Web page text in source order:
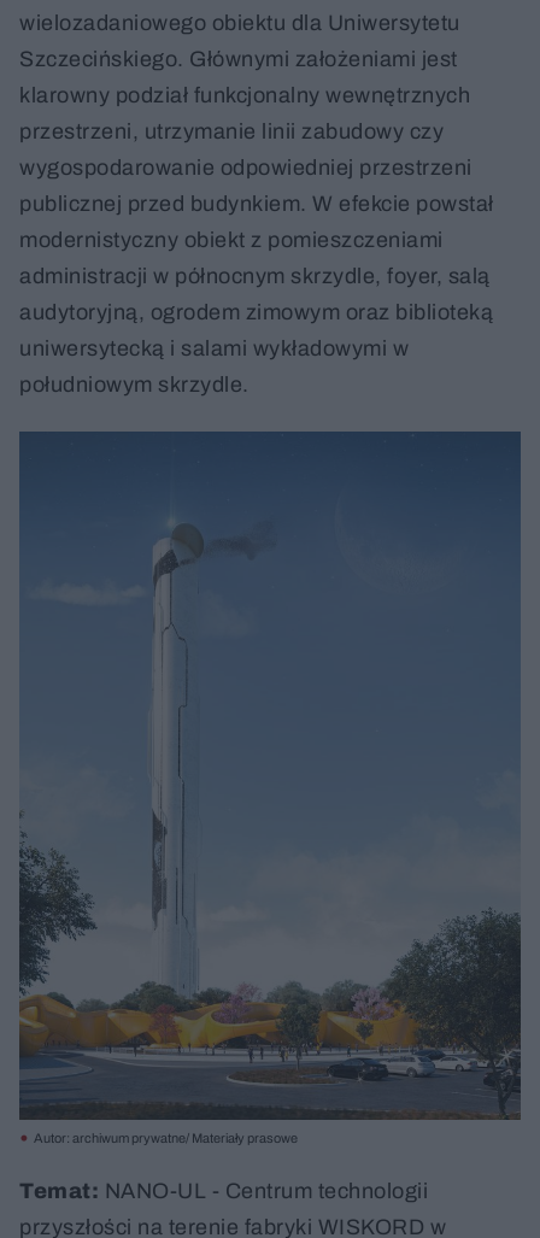
wielozadaniowego obiektu dla Uniwersytetu
Szczecińskiego. Głównymi założeniami jest
klarowny podział funkcjonalny wewnętrznych
przestrzeni, utrzymanie linii zabudowy czy
wygospodarowanie odpowiedniej przestrzeni
publicznej przed budynkiem. W efekcie powstał
modernistyczny obiekt z pomieszczeniami
administracji w północnym skrzydle, foyer, salą
audytoryjną, ogrodem zimowym oraz biblioteką
uniwersytecką i salami wykładowymi w
południowym skrzydle.
Autor: archiwum prywatne/ Materiały prasowe
Temat: NANO-UL - Centrum technologii
przyszłości na terenie fabryki WISKORD w